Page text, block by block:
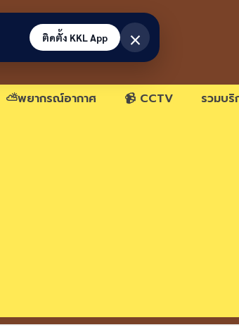
⛅พยากรณ์อากาศ 📹 CCTV รวมบริ
ติดตั้ง KKL App ×